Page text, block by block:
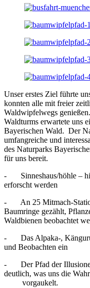
Unser erstes Ziel führte
konnten alle mit freier
Waldwipfelwegs
Waldturms erwartete uns
Bayerischen Wald. Der
umfangreiche und
des Naturparks
für uns bereit.
- Sinneshaus/höhle –
erforscht werden
- An 25 Mitmach-
Baumringe gezählt,
Waldbienen beobachtet
- Das Alpaka-,
und Beobachten ein
- Der Pfad der
deutlich, was uns die
vorgaukelt.